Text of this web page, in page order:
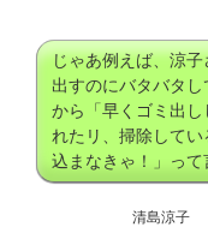
じゃあ例えば、涼
出すのにバタバタ
から「早くゴミ出
れたリ、掃除してい
込まなきゃ！」って
清島涼子